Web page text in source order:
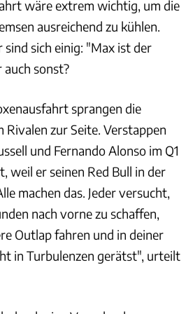
wäre extrem wichtig, um die
ausreichend zu kühlen.
sind sich einig: "Max ist der
sonst?
sprangen die
Rivalen zur Seite. Verstappen
und Fernando Alonso im Q1
weil er seinen Red Bull in der
machen das. Jeder versucht,
nach vorne zu schaffen,
Outlap fahren und in deiner
in Turbulenzen gerätst", urteilt